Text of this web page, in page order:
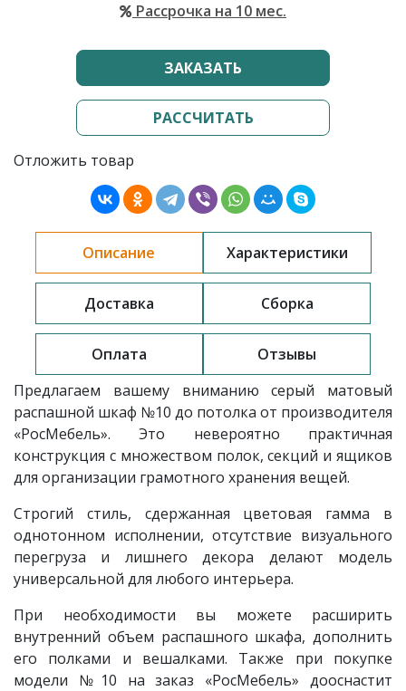
Рассрочка на 10 мес.
ЗАКАЗАТЬ
РАССЧИТАТЬ
Отложить товар
Описание Характеристики
Доставка Сборка
Оплата
Отзывы
Предлагаем вашему вниманиюсерый матовый
распашной шкаф №10 до потолка от производителя
«РосМебель». Это невероятно практичная
конструкция с множеством полок, секций и ящиков
для организации грамотного хранения вещей.
Строгий стиль, сдержанная цветовая гамма в
однотонном исполнении, отсутствие визуального
перегруза и лишнего декора делают модель
универсальной для любого интерьера.
При необходимости вы можете расширить
внутренний объем распашного шкафа, дополнить
его полками и вешалками. Также при покупке
модели №10 на заказ «РосМебель» дооснастит